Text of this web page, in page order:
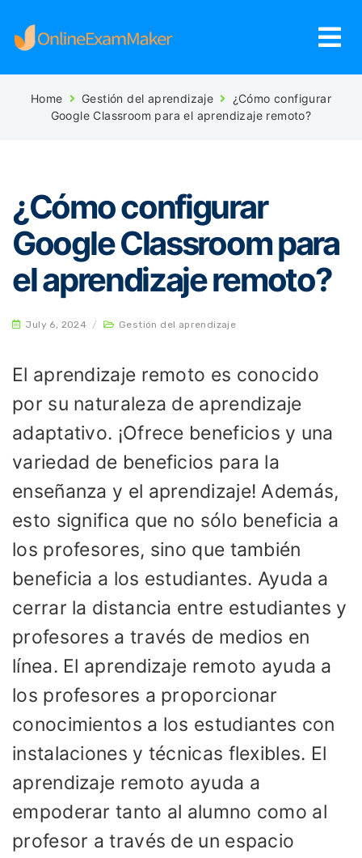
Home Gestión del aprendizaje
¿Cómo configurar
Google Classroom para el aprendizaje remoto?
¿Cómo configurar
Google Classroom para
el aprendizaje remoto?
July 6, 2024 / Gestión del aprendizaje
El aprendizaje remoto es conocido
por su naturaleza de aprendizaje
adaptativo. ¡Ofrece beneficios y una
variedad de beneficios para la
enseñanza y el aprendizaje! Además,
esto significa que no sólo beneficia a
los profesores, sino que también
beneficia a los estudiantes. Ayuda a
cerrar la distancia entre estudiantes y
profesores a través de medios en
línea. El aprendizaje remoto ayuda a
los profesores a proporcionar
conocimientos a los estudiantes con
instalaciones y técnicas flexibles. El
aprendizaje remoto ayuda a
empoderar tanto al alumno como al
profesor a través de un espacio